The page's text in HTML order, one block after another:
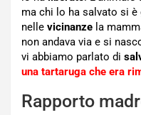
ma chi lo ha salvato si è
nelle vicinanze la
non andava via e si
vi abbiamo parlato di
una tartaruga che era
Rapporto